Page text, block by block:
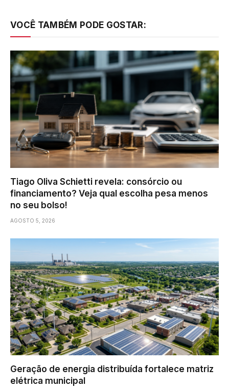
VOCÊ TAMBÉM PODE GOSTAR:
Tiago Oliva Schietti revela: consórcio ou
financiamento? Veja qual escolha pesa menos
no seu bolso!
AGOSTO 5, 2026
Geração de energia distribuída fortalece matriz
elétrica municipal